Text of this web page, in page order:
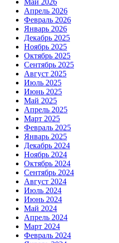
Май 2026
Апрель 2026
Февраль 2026
Январь 2026
Декабрь 2025
Ноябрь 2025
Октябрь 2025
Сентябрь 2025
Август 2025
Июль 2025
Июнь 2025
Май 2025
Апрель 2025
Март 2025
Февраль 2025
Январь 2025
Декабрь 2024
Ноябрь 2024
Октябрь 2024
Сентябрь 2024
Август 2024
Июль 2024
Июнь 2024
Май 2024
Апрель 2024
Март 2024
Февраль 2024